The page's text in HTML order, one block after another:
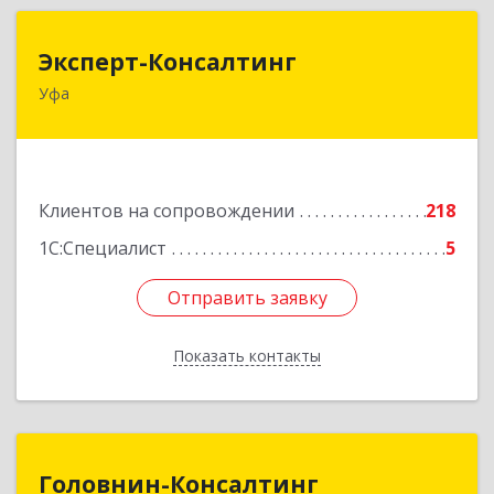
Эксперт-Консалтинг
Уфа
Клиентов на сопровождении
218
1С:Специалист
5
Отправить заявку
Показать контакты
450059, Башкортостан Респ, Уфимский р-н, Уфа
Отправить заявку
Назад
Головнин-Консалтинг